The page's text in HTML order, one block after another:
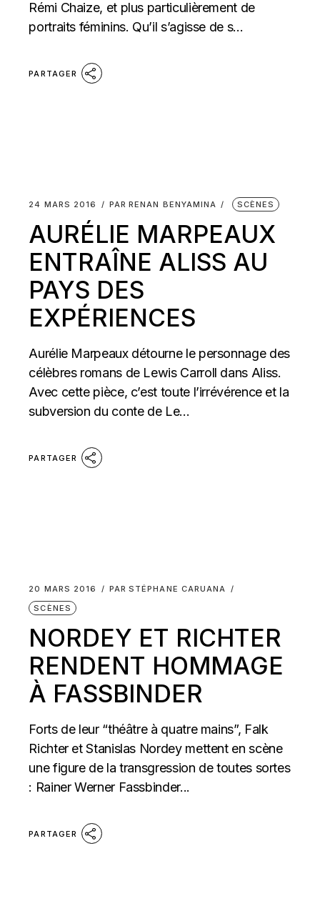
Rémi Chaize, et plus particulièrement de
portraits féminins. Qu’il s’agisse de s...
PARTAGER
24 MARS 2016 PAR RENAN BENYAMINA SCÈNES
AURÉLIE MARPEAUX
ENTRAÎNE ALISS AU
PAYS DES
EXPÉRIENCES
Aurélie Marpeaux détourne le personnage des
célèbres romans de Lewis Carroll dans Aliss.
Avec cette pièce, c’est toute l’irrévérence et la
subversion du conte de Le...
PARTAGER
20 MARS 2016 PAR STÉPHANE CARUANA
SCÈNES
NORDEY ET RICHTER
RENDENT HOMMAGE
À FASSBINDER
Forts de leur “théâtre à quatre mains”, Falk
Richter et Stanislas Nordey mettent en scène
une figure de la transgression de toutes sortes
: Rainer Werner Fassbinder...
PARTAGER